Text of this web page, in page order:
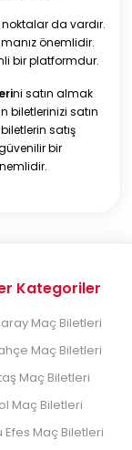
noktalar da vardır.
önemlidir.
bir platformdur.
ni satın almak
biletlerinizi satın
satış
bir
Kategoriler
Maç Biletleri
Maç Biletleri
Maç Biletleri
Maç Biletleri
Maç Biletleri